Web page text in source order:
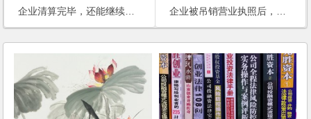
企业清算完毕，还能继续经营该公司吗？国有股退出的方式有哪些？
企业被吊销营业执照后，能否继续行使股东权利？